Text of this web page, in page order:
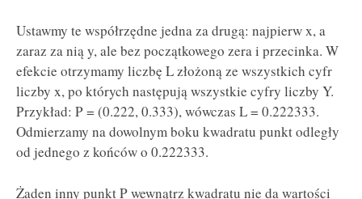
Ustawmy te współrzędne jedna za drugą: najpierw x, a
zaraz za nią y, ale bez początkowego zera i przecinka. W
efekcie otrzymamy liczbę L złożoną ze wszystkich cyfr
liczby x, po których następują wszystkie cyfry liczby Y.
Przykład: P = (0.222, 0.333), wówczas L = 0.222333.
Odmierzamy na dowolnym boku kwadratu punkt odległy
od jednego z końców o 0.222333.
Żaden inny punkt P wewnątrz kwadratu nie da wartości